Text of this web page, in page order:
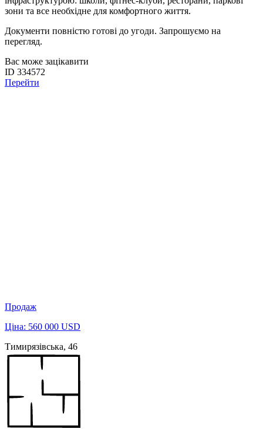
зони та все необхідне для комфортного життя.
Документи повністю готові до угоди. Запрошуємо на
перегляд.
Вас може зацікавити
ID 334572
Перейти
Продаж
Ціна: 560 000 USD
Тимирязівська, 46